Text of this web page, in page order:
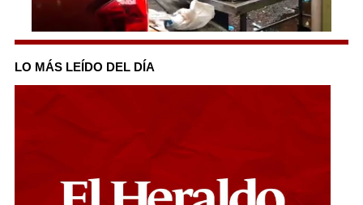
0
of
2
minutes,
LO MÁS LEÍDO DEL DÍA